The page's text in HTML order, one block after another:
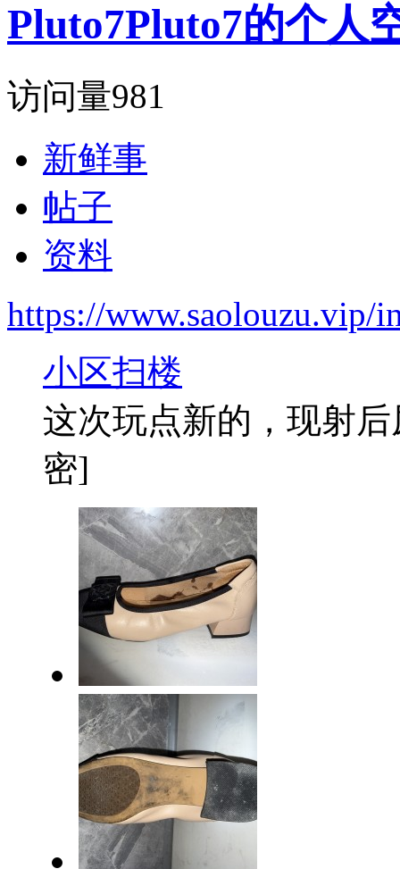
Pluto7Pluto7的个人
访问量981
新鲜事
帖子
资料
https://www.saolouzu.vip/
小区扫楼
这次玩点新的，现射后
密]